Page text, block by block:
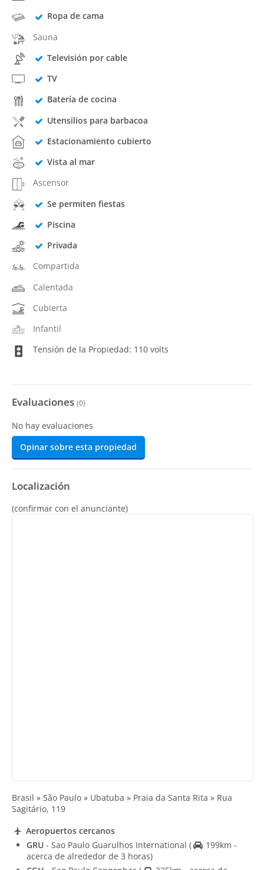
Ropa de cama
Sauna
Televisión por cable
TV
Batería de cocina
Utensilios para barbacoa
Estacionamiento cubierto
Vista al mar
Ascensor
Se permiten fiestas
Piscina
Privada
Compartida
Calentada
Cubierta
Infantil
Tensión de la Propiedad: 110 volts
Evaluaciones (0)
No hay evaluaciones
Opinar sobre esta propiedad
Localización
(confirmar con el anunciante)
Brasil » São Paulo » Ubatuba » Praia da Santa Rita » Rua
Sagitário, 119
Aeropuertos cercanos
GRU - Sao Paulo Guarulhos International (
199km -
acerca de alrededor de 3 horas)